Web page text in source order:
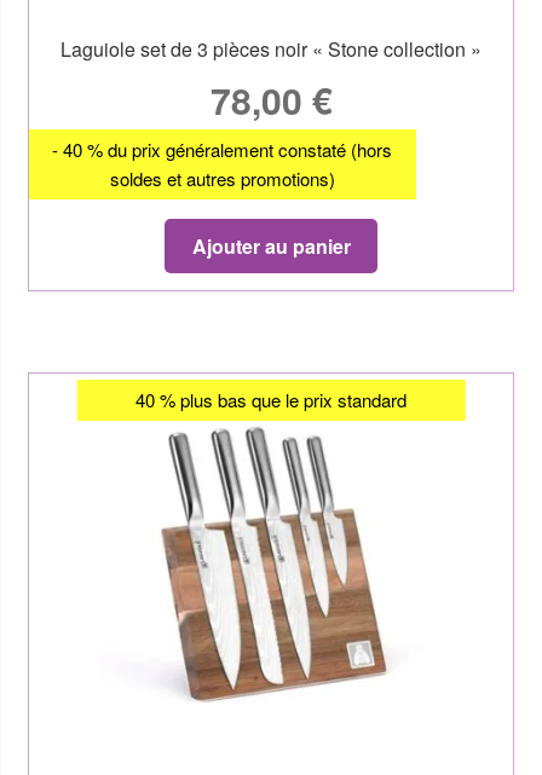
Laguiole set de 3 pièces noir « Stone collection »
78,00 €
- 40 % du prix généralement constaté (hors
soldes et autres promotions)
Ajouter au panier
40 % plus bas que le prix standard